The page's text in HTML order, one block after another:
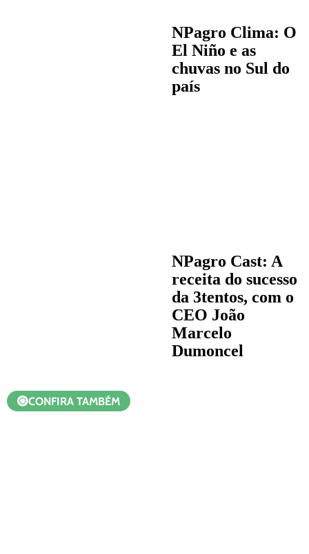
NPagro Clima: O
El Niño e as
chuvas no Sul do
país
NPagro Cast: A
receita do sucesso
da 3tentos, com o
CEO João
Marcelo
Dumoncel
CONFIRA TAMBÉM